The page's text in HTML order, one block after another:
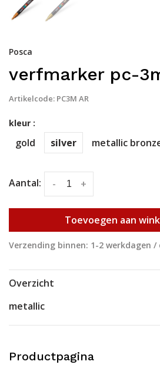
Posca
verfmarker pc-
Artikelcode: PC3M AR
kleur :
gold silver metallic
Aantal: +
-
Toevoegen aan
Verzending binnen: 1-2 werkdagen /
Overzicht
metallic
Productpagina